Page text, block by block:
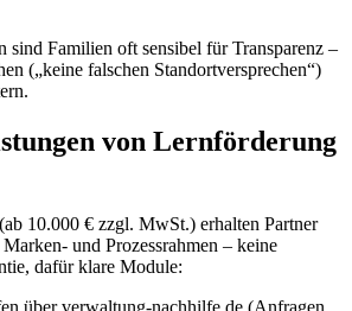
sind Familien oft sensibel für Transparenz –
(„keine falschen Standortversprechen“)
von Lernförderung
10.000 € zzgl. MwSt.) erhalten Partner
und Prozessrahmen – keine
dafür klare Module:
über verwaltung-nachhilfe.de (Anfragen,